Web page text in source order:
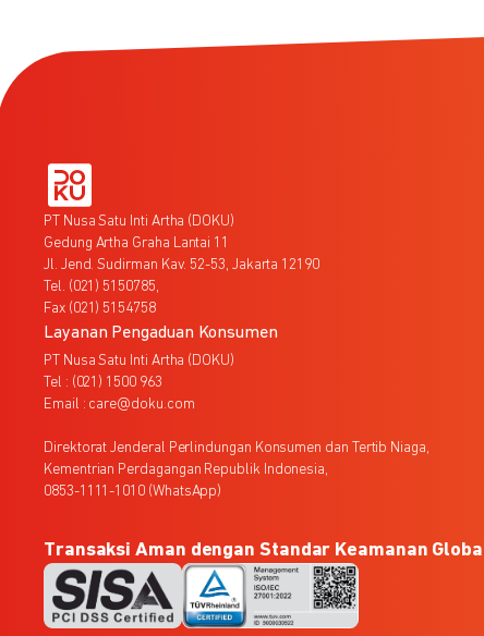
PT Nusa Satu Inti Artha (DOKU)
Gedung Artha Graha Lantai 11
Jl. Jend. Sudirman Kav. 52-53, Jakarta 12190
Tel. (021) 5150785,
Fax (021) 5154758
Layanan Pengaduan Konsumen
PT Nusa Satu Inti Artha (DOKU)
Tel : (021) 1500 963
Email : care@doku.com
Direktorat Jenderal Perlindungan Konsumen dan Tertib Niaga,
Kementrian Perdagangan Republik Indonesia,
0853-1111-1010 (WhatsApp)
Transaksi Aman dengan Standar Keamanan